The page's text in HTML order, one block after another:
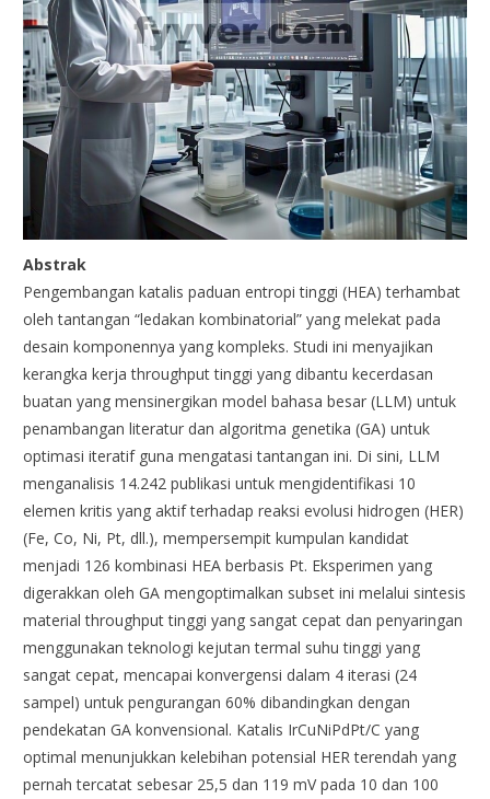
Abstrak
Pengembangan katalis paduan entropi tinggi (HEA) terhambat
oleh tantangan “ledakan kombinatorial” yang melekat pada
desain komponennya yang kompleks. Studi ini menyajikan
kerangka kerja throughput tinggi yang dibantu kecerdasan
buatan yang mensinergikan model bahasa besar (LLM) untuk
penambangan literatur dan algoritma genetika (GA) untuk
optimasi iteratif guna mengatasi tantangan ini. Di sini, LLM
menganalisis 14.242 publikasi untuk mengidentifikasi 10
elemen kritis yang aktif terhadap reaksi evolusi hidrogen (HER)
(Fe, Co, Ni, Pt, dll.), mempersempit kumpulan kandidat
menjadi 126 kombinasi HEA berbasis Pt. Eksperimen yang
digerakkan oleh GA mengoptimalkan subset ini melalui sintesis
material throughput tinggi yang sangat cepat dan penyaringan
menggunakan teknologi kejutan termal suhu tinggi yang
sangat cepat, mencapai konvergensi dalam 4 iterasi (24
sampel) untuk pengurangan 60% dibandingkan dengan
pendekatan GA konvensional. Katalis IrCuNiPdPt/C yang
optimal menunjukkan kelebihan potensial HER terendah yang
pernah tercatat sebesar 25,5 dan 119 mV pada 10 dan 100